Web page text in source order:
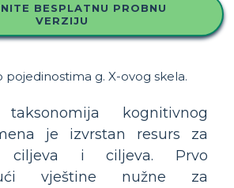
BESPLATNU PROBNU
VERZIJU
pojedinostima g. X-ovog skela.
taksonomija kognitivnog
je izvrstan resurs za
ciljeva i ciljeva. Prvo
vještine nužne za